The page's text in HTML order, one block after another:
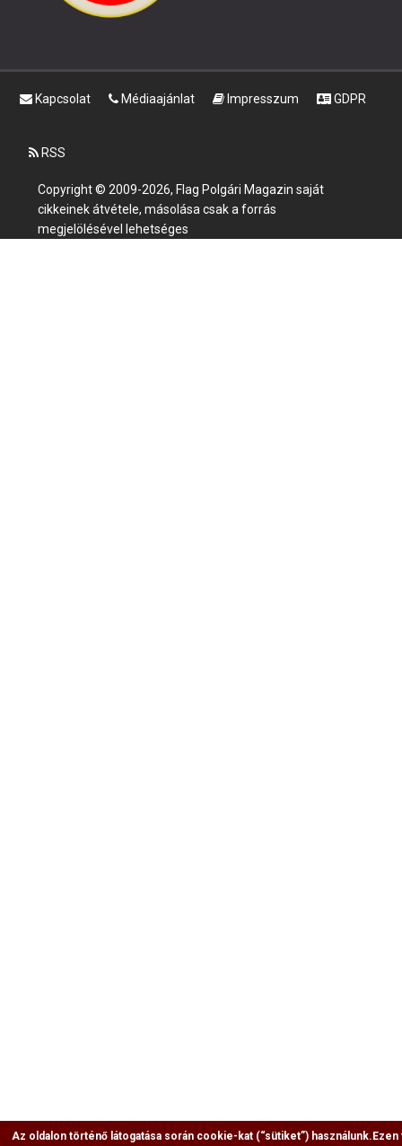
Kapcsolat Médiaajánlat Impresszum GDPR
RSS
Copyright © 2009-2026, Flag Polgári Magazin saját
cikkeinek átvétele, másolása csak a forrás
megjelölésével lehetséges
Az oldalon történő látogatása során cookie-kat (“sütiket”) használunk. Ezen